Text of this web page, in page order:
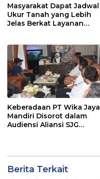
Masyarakat Dapat Jadwal
Ukur Tanah yang Lebih
Jelas Berkat Layanan
Keberadaan PT Wika Jaya
Mandiri Disorot dalam
Audiensi Aliansi SJG
Berita Terkait